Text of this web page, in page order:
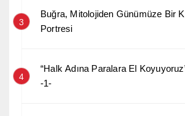
3
Buğra, Mitolojiden Günümüze Bir
Portresi
4
“Halk Adına Paralara El
-1-